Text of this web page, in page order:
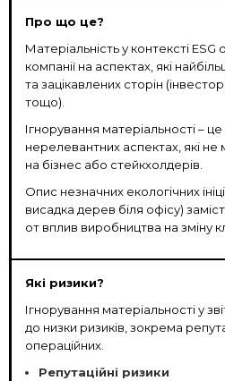
Про що це?
Матеріальність у контексті
компанії на аспектах, які
та зацікавлених сторін
тощо).
Ігнорування матеріальності –
нерелевантних аспектах, які
на бізнес або стейкхолдерів.
Опис незначних екологічних
висадка дерев біля офісу)
от вплив виробництва на зміну
Які ризики?
Ігнорування матеріальності у
до низки ризиків, зокрема
операційних.
Репутаційні ризики